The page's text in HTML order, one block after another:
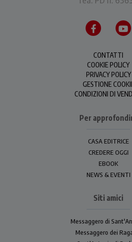
CONTATTI
COOKIE POLICY
PRIVACY POLICY
GESTIONE
CONDIZIONI DI
Per
CASA EDITRICE
CREDERE OGGI
EBOOK
NEWS & EVENTI
Siti amici
Messaggero di
Messaggero dei